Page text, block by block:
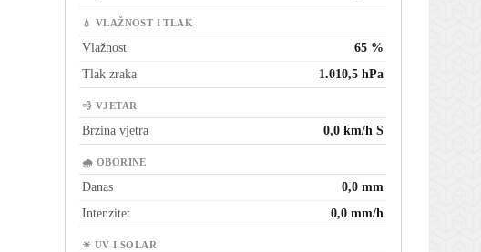
💧 VLAŽNOST I TLAK
Vlažnost
65 %
Tlak zraka
1.010,5 hPa
💨 VJETAR
Brzina vjetra 0,0 km/h S
🌧 OBORINE
Danas
0,0 mm
Intenzitet
0,0 mm/h
☀ UV I SOLAR